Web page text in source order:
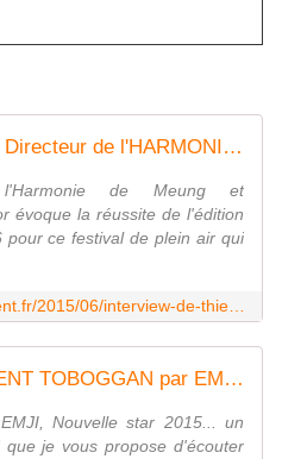
INTERVIEW de Thierry, Directeur de l'HARMONIE DE MEUNG et programmateur de FESTICOLOR - VIVRE AUTREMENT VOS LOISIRS avec Clodelle
de Meung et
évoque la réussite de l'édition
pour ce festival de plein air qui
- Ecoutez GRATUITEMENT TOBOGGAN par EMJI nouvelle star 2015 - VIVRE AUTREMENT VOS LOISIRS avec Clodelle
Nouvelle star 2015... un
que je vous propose d'écouter